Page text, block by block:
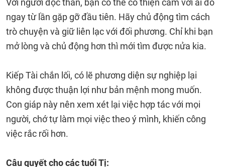
Với người độc thân, bạn có thể có thiện cảm với ai đó
ngay từ lần gặp gỡ đầu tiên. Hãy chủ động tìm cách
trò chuyện và giữ liên lạc với đối phương. Chỉ khi bạn
mở lòng và chủ động hơn thì mới tìm được nửa kia.
Kiếp Tài chắn lối, có lẽ phương diện sự nghiệp lại
không được thuận lợi như bản mệnh mong muốn.
Con giáp này nên xem xét lại việc hợp tác với mọi
người, chớ tự làm mọi việc theo ý mình, khiến công
việc rắc rối hơn.
Câu quyết cho các tuổi Tị: